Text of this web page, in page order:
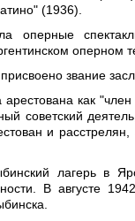
(1936).
оперные
оперном
звание
как
советский
и расстрелян,
лагерь в
В августе